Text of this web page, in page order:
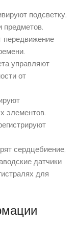
подсветку,
предметов.
передвижение
управляют
от
элементов.
сердцебиение,
датчики
для